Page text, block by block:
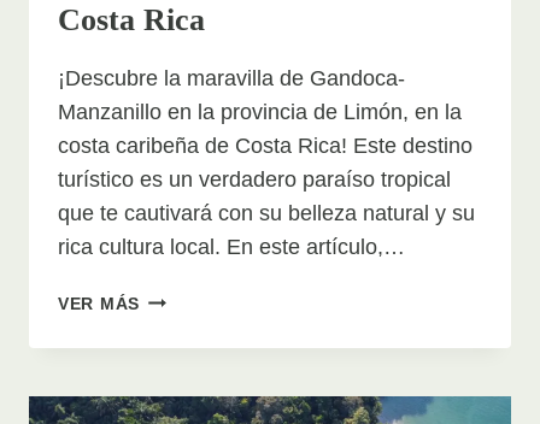
Costa Rica
¡Descubre la maravilla de Gandoca-
Manzanillo en la provincia de Limón, en la
costa caribeña de Costa Rica! Este destino
turístico es un verdadero paraíso tropical
que te cautivará con su belleza natural y su
rica cultura local. En este artículo,…
VER MÁS GANDOCA-
UN
TROPICAL